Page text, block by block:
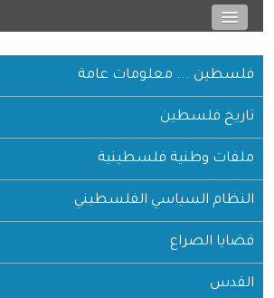
فلسطين ... معلومات عامة
تاريخ فلسطين
ملفات وطنية فلسطينية
النظام السياسي الفلسطيني
قضايا الصراع
القدس